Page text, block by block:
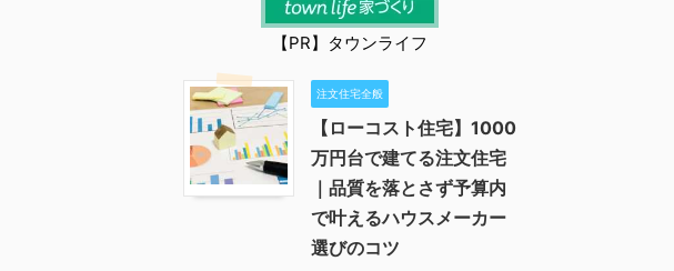
【PR】タウンライフ
注文住宅全般
【ローコスト住宅】1000
万円台で建てる注文住宅
｜品質を落とさず予算内
で叶えるハウスメーカー
選びのコツ